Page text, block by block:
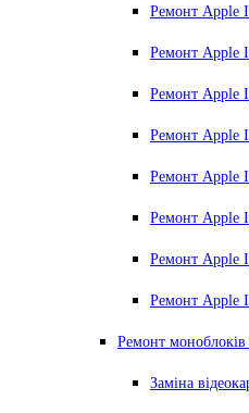
Ремонт Apple
Ремонт Apple
Ремонт Apple
Ремонт Apple
Ремонт Apple
Ремонт Apple
Ремонт Apple
Ремонт Apple
Ремонт
Заміна